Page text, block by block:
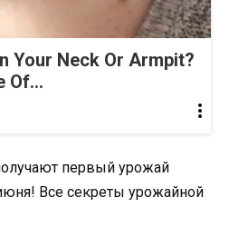
Your Neck Or Armpit?
Of...
первый урожай
Все секреты урожайной